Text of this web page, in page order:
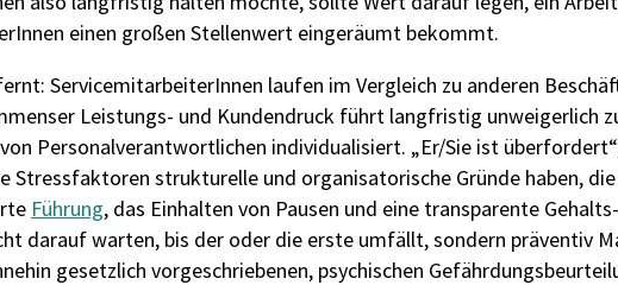
einen großen Stellenwert eingeräumt bekommt.
ServicemitarbeiterInnen laufen im Vergleich zu anderen
Leistungs- und Kundendruck führt langfristig unweigerlich
Personalverantwortlichen individualisiert. „Er/Sie ist
Stressfaktoren strukturelle und organisatorische Gründe haben,
Führung, das Einhalten von Pausen und eine transparente
darauf warten, bis der oder die erste umfällt, sondern präventiv
gesetzlich vorgeschriebenen, psychischen